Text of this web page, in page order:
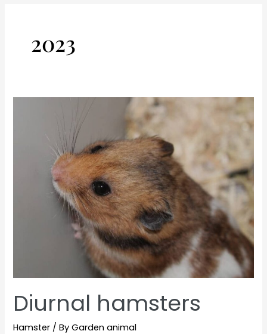
2023
Diurnal hamsters
Hamster / ByGarden animal